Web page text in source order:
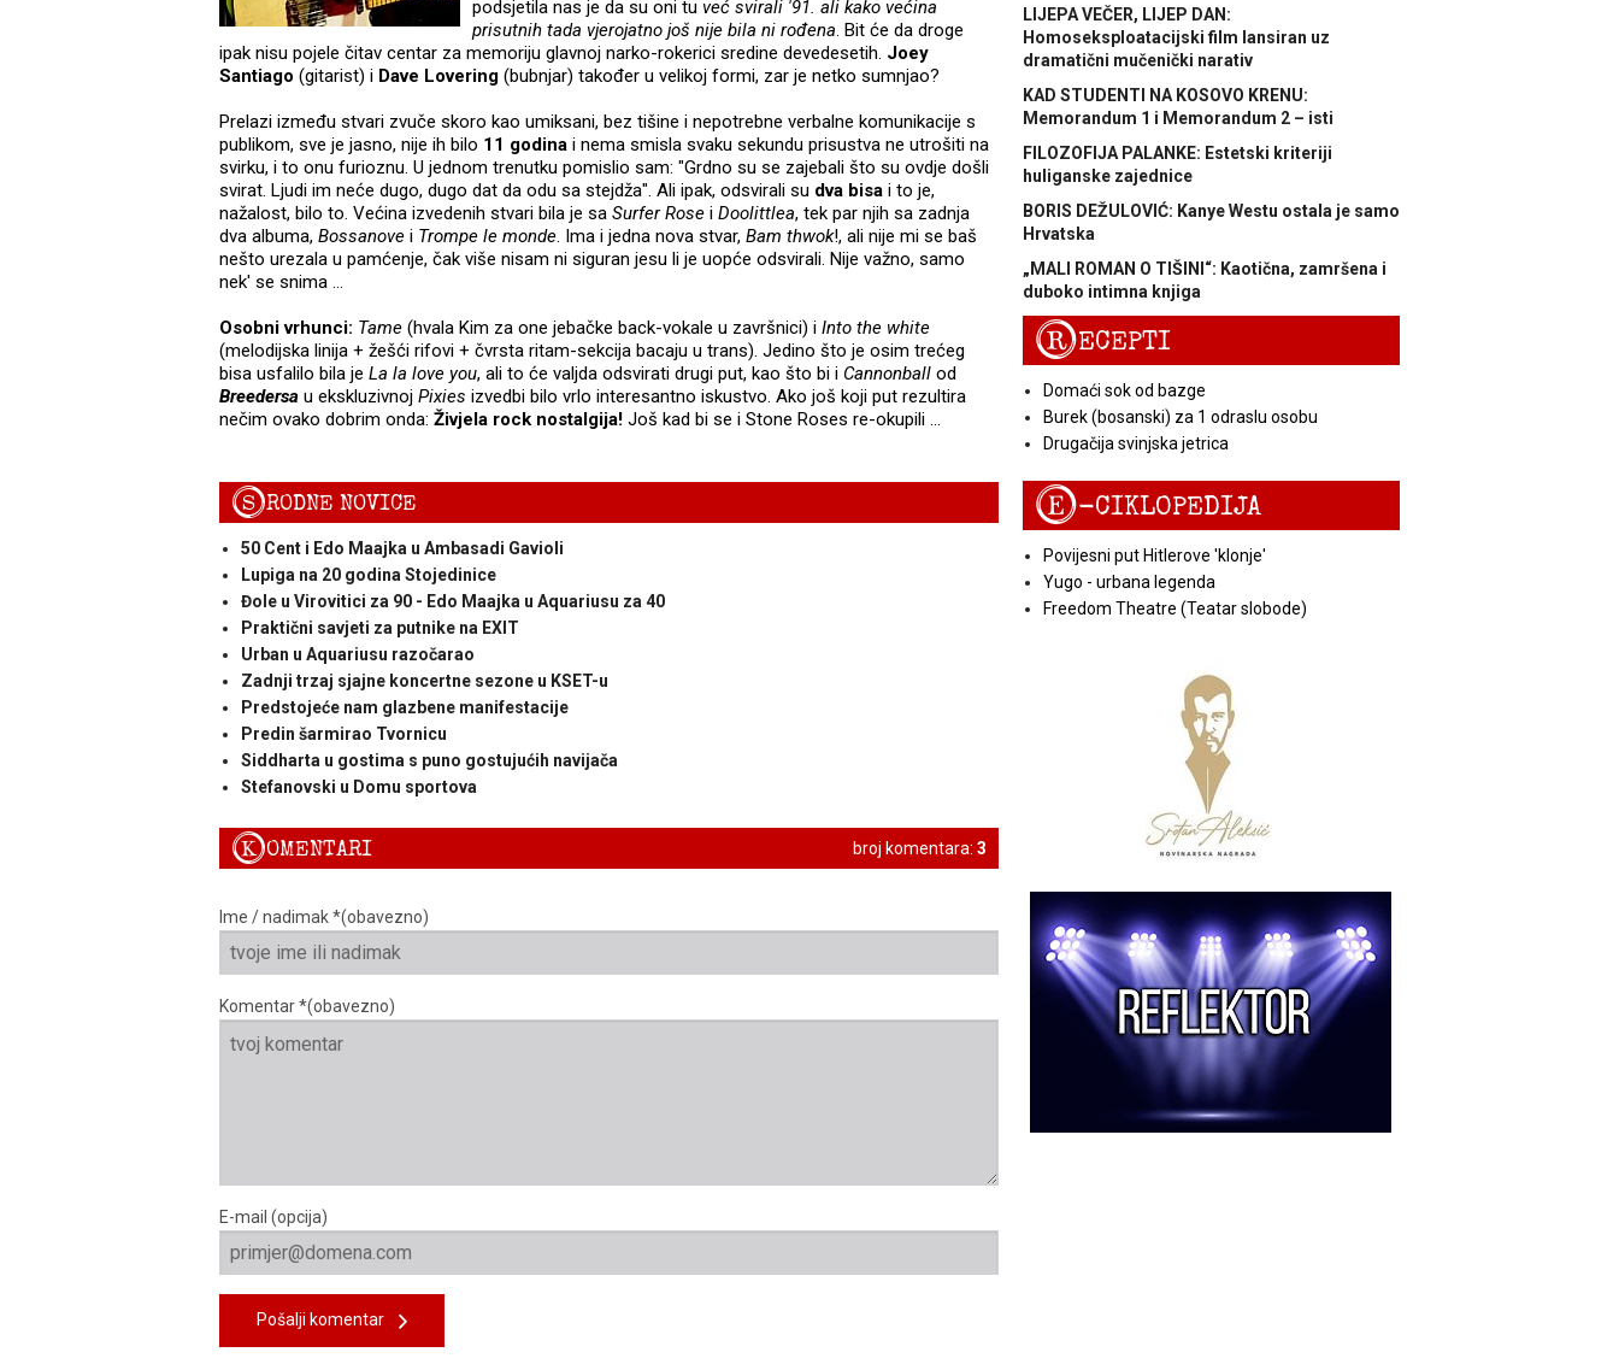
podsjetila nas je da su oni tu već svirali '91. ali kako većina
prisutnih tada vjerojatno još nije bila ni rođena. Bit će da droge
ipak nisu pojele čitav centar za memoriju glavnoj narko-rokerici sredine devedesetih. Joey
Santiago (gitarist) i Dave Lovering (bubnjar) također u velikoj formi, zar je netko sumnjao?
Prelazi između stvari zvuče skoro kao umiksani, bez tišine i nepotrebne verbalne komunikacije s
publikom, sve je jasno, nije ih bilo 11 godina i nema smisla svaku sekundu prisustva ne utrošiti na
svirku, i to onu furioznu. U jednom trenutku pomislio sam: "Grdno su se zajebali što su ovdje došli
svirat. Ljudi im neće dugo, dugo dat da odu sa stejdža". Ali ipak, odsvirali su dva bisa i to je,
nažalost, bilo to. Većina izvedenih stvari bila je sa Surfer Rose i Doolittlea, tek par njih sa zadnja
dva albuma, Bossanove i Trompe le monde. Ima i jedna nova stvar, Bam thwok!, ali nije mi se baš
nešto urezala u pamćenje, čak više nisam ni siguran jesu li je uopće odsvirali. Nije važno, samo
nek' se snima ...
Osobni vrhunci: Tame (hvala Kim za one jebačke back-vokale u završnici) i Into the white
(melodijska linija + žešći rifovi + čvrsta ritam-sekcija bacaju u trans). Jedino što je osim trećeg
bisa usfalilo bila je La la love you, ali to će valjda odsvirati drugi put, kao što bi i Cannonball od
Breedersa u ekskluzivnoj Pixies izvedbi bilo vrlo interesantno iskustvo. Ako još koji put rezultira
nečim ovako dobrim onda: Živjela rock nostalgija! Još kad bi se i Stone Roses re-okupili …
SRODNE NOVICE
50 Cent i Edo Maajka u Ambasadi Gavioli
Lupiga na 20 godina Stojedinice
Đole u Virovitici za 90 - Edo Maajka u Aquariusu za 40
Praktični savjeti za putnike na EXIT
Urban u Aquariusu razočarao
Zadnji trzaj sjajne koncertne sezone u KSET-u
Predstojeće nam glazbene manifestacije
Predin šarmirao Tvornicu
Siddharta u gostima s puno gostujućih navijača
Stefanovski u Domu sportova
broj komentara: 3
KOMENTARI
Ime / nadimak *(obavezno)
Komentar *(obavezno)
E-mail (opcija)
Pošalji komentar
LIJEPA VEČER, LIJEP DAN:
Homoseksploatacijski film lansiran uz
dramatični mučenički narativ
KAD STUDENTI NA KOSOVO KRENU:
Memorandum 1 i Memorandum 2 – isti
FILOZOFIJA PALANKE: Estetski kriteriji
huliganske zajednice
BORIS DEŽULOVIĆ: Kanye Westu ostala je samo
Hrvatska
„MALI ROMAN O TIŠINI“: Kaotična, zamršena i
duboko intimna knjiga
RECEPTI
Domaći sok od bazge
Burek (bosanski) za 1 odraslu osobu
Drugačija svinjska jetrica
E-CIKLOPEDIJA
Povijesni put Hitlerove 'klonje'
Yugo - urbana legenda
Freedom Theatre (Teatar slobode)